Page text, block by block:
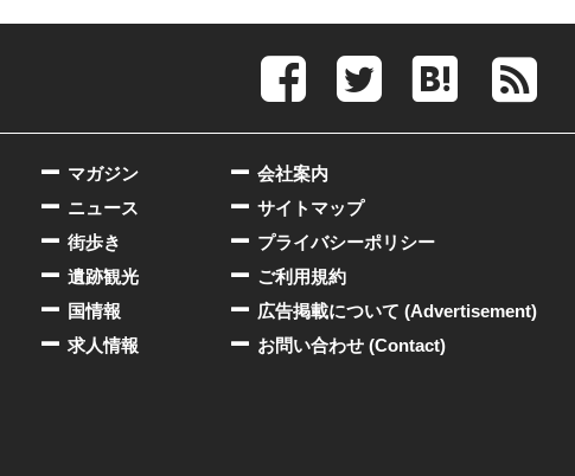
会社案内
サイトマップ
プライバシーポリシー
ご利用規約
広告掲載について (Advertisement)
お問い合わせ (Contact)
マガジン
ニュース
街歩き
遺跡観光
国情報
求人情報